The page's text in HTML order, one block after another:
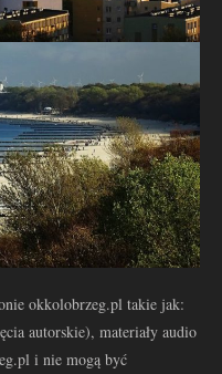
okkolobrzeg.pl takie jak:
autorskie), materiały audio
i nie mogą być